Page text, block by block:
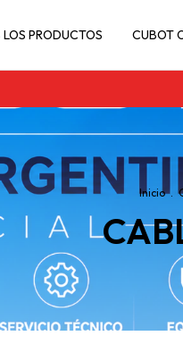
PRODUCTOS CUBOT
Inicio .